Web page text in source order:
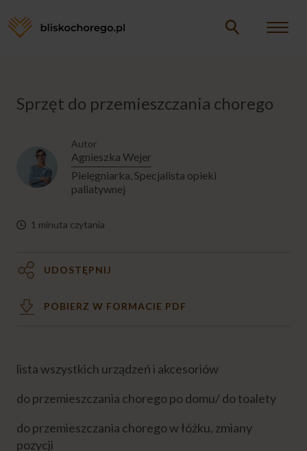
Emocje
Jesteś
tutaj
Sprzęt do przemieszczania chorego
Autor
Agnieszka Wejer
Pielęgniarka, Specjalista opieki
paliatywnej
1 minuta czytania
UDOSTĘPNIJ
POBIERZ W FORMACIE PDF
lista wszystkich urządzeń i akcesoriów
do przemieszczania chorego po domu/ do toalety
do przemieszczania chorego w łóżku, zmiany
pozycji